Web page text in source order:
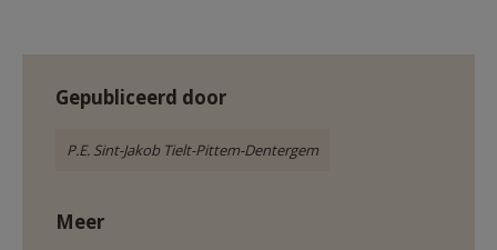
Gepubliceerd door
P.E. Sint-Jakob Tielt-Pittem-Dentergem
Meer